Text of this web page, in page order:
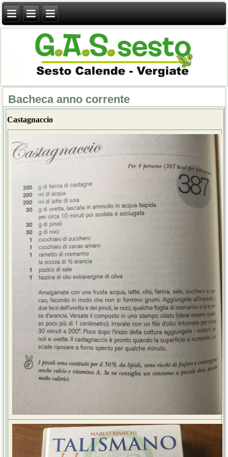
Bacheca anno corrente
Castagnaccio